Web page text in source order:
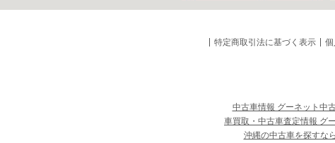
特定商取引法に基づく表示 個
中古車情報 グーネット中
車買取・中古車査定情報 グ
沖縄の中古車を探すな